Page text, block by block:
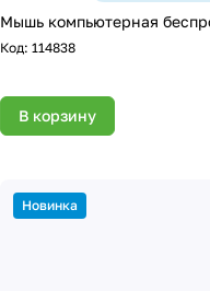
Мышь компьютерная
Код: 114838
В корзину
Новинка